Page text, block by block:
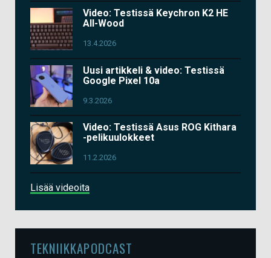
Video: Testissä Keychron K2 HE
All-Wood
13.4.2026
Uusi artikkeli & video: Testissä
Google Pixel 10a
9.3.2026
Video: Testissä Asus ROG Kithara
-pelikuulokkeet
11.2.2026
Lisää videoita
TEKNIIKKAPODCAST